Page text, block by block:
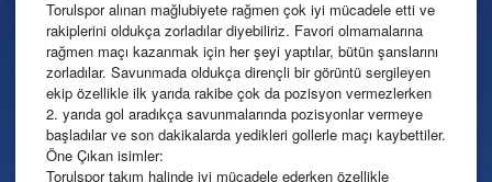
Torulspor alınan mağlubiyete rağmen çok iyi mücadele etti ve
rakiplerini oldukça zorladılar diyebiliriz. Favori olmamalarına
rağmen maçı kazanmak için her şeyi yaptılar, bütün şanslarını
zorladılar. Savunmada oldukça dirençli bir görüntü sergileyen
ekip özellikle ilk yarıda rakibe çok da pozisyon vermezlerken
2. yarıda gol aradıkça savunmalarında pozisyonlar vermeye
başladılar ve son dakikalarda yedikleri gollerle maçı kaybettiler.
Öne Çıkan isimler:
Torulspor takım halinde iyi mücadele ederken özellikle